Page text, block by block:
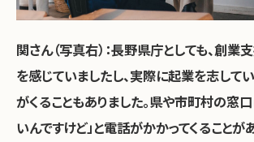
関さん（写真右）：長野県庁としても、創業
を感じていましたし、実際に起業を志して
がくることもありました。県や市町村の窓
いんですけど」と電話がかかってくることが